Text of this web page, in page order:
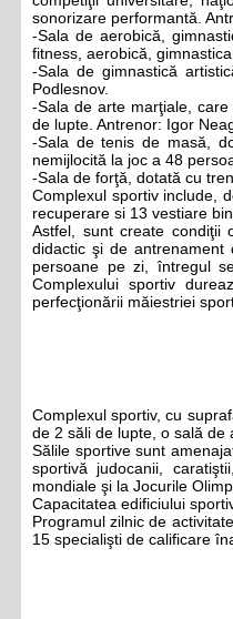
sonorizare performantă.
-Sala de aerobică,
fitness, aerobică,
-Sala de gimnastică
Podlesnov.
-Sala de arte marţiale,
de lupte. Antrenor: Igor
-Sala de tenis de masă,
nemijlocită la joc a 48
-Sala de forţă, dotată cu
Complexul sportiv include,
recuperare si 13 vestiare
Astfel, sunt create condiţii
didactic şi de
persoane pe zi, întregul
Complexului sportiv
perfecţionării măiestriei
Complexul sportiv, cu
de 2 săli de lupte, o sală de
Sălile sportive sunt
sportivă judocanii,
mondiale şi la Jocurile
Capacitatea edificiului
Programul zilnic de
15 specialişti de calificare